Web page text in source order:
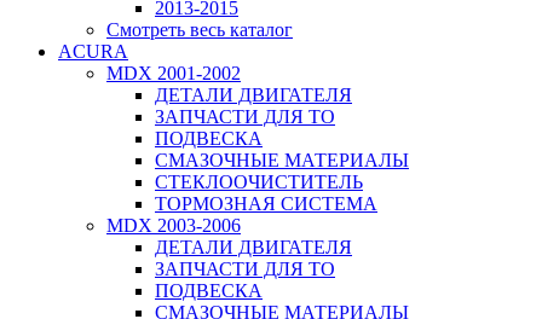
2013-2015
Смотреть весь каталог
ACURA
MDX 2001-2002
ДЕТАЛИ ДВИГАТЕЛЯ
ЗАПЧАСТИ ДЛЯ ТО
ПОДВЕСКА
СМАЗОЧНЫЕ МАТЕРИАЛЫ
СТЕКЛООЧИСТИТЕЛЬ
ТОРМОЗНАЯ СИСТЕМА
MDX 2003-2006
ДЕТАЛИ ДВИГАТЕЛЯ
ЗАПЧАСТИ ДЛЯ ТО
ПОДВЕСКА
СМАЗОЧНЫЕ МАТЕРИАЛЫ